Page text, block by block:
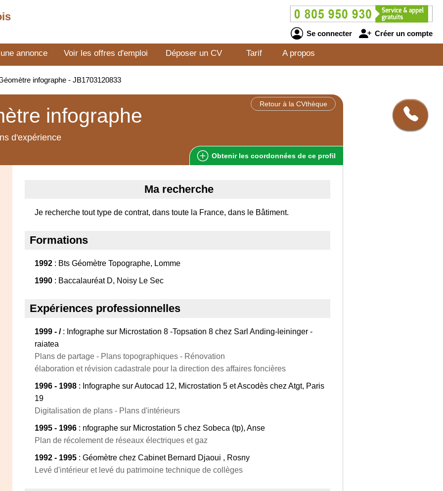
Se connecter Créer un compte
annonce Voir les offres d'emploi Déposer un CV Tarif A propos
infographe - JB1703120833
Retour à la CVthèque
infographe
d'expérience
Obtenir les coordonnées de ce profil
Ma recherche
Je recherche tout type de contrat, dans toute la France, dans le Bâtiment.
Formations
1992 : Bts Géomètre Topographe, Lomme
1990 : Baccalauréat D, Noisy Le Sec
Expériences professionnelles
1999 - /: Infographe sur Microstation 8 -Topsation 8 chez Sarl Anding-leininger -
raiatea
Plans de partage - Plans topographiques - Rénovation
élaboration et révision cadastrale pour la direction des affaires foncières
1996 - 1998 : Infographe sur Autocad 12, Microstation 5 et Ascodès chez Atgt, Paris
19
Digitalisation de plans - Plans d'intérieurs
1995 - 1996 : nfographe sur Microstation 5 chez Sobeca (tp), Anse
Plan de récolement de réseaux électriques et gaz
1992 - 1995 : Géomètre chez Cabinet Bernard Djaoui , Rosny
Levé d'intérieur et levé du patrimoine technique de collèges